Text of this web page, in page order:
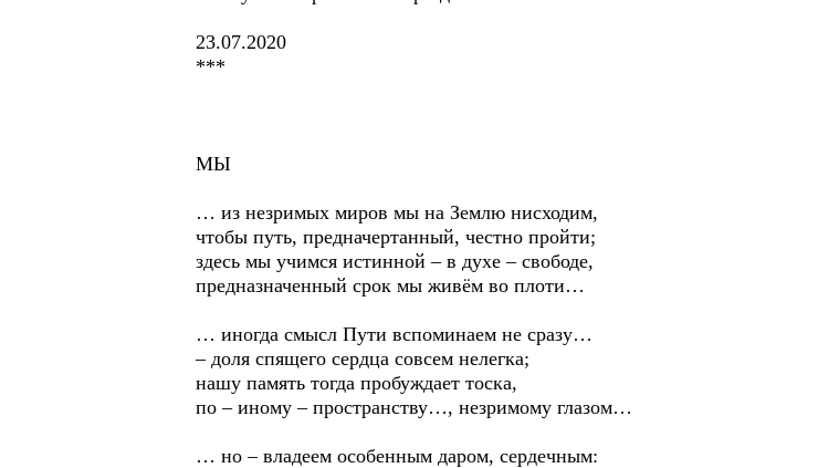
23.07.2020
***
МЫ
… из незримых миров мы на Землю нисходим,
чтобы путь, предначертанный, честно пройти;
здесь мы учимся истинной – в духе – свободе,
предназначенный срок мы живём во плоти…
… иногда смысл Пути вспоминаем не сразу…
– доля спящего сердца совсем нелегка;
нашу память тогда пробуждает тоска,
по – иному – пространству…, незримому глазом…
… но – владеем особенным даром, сердечным: